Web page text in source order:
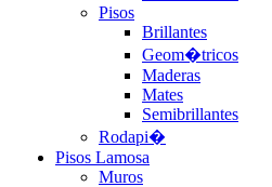
Pisos
Brillantes
Geom�tricos
Maderas
Mates
Semibrillantes
Rodapi�
Pisos Lamosa
Muros